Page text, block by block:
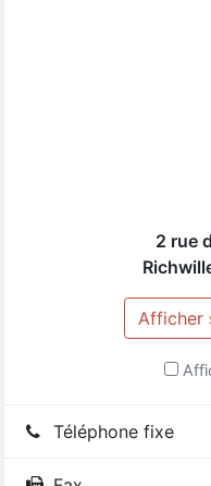
2 rue
Afficher
Téléphone fixe